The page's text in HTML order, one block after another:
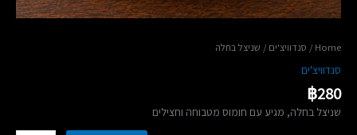
Home
/ סנדוויצ'ים / שניצל בחלה
סנדוויצ'ים
฿280
שניצל בחלה, מגיע עם חומוס מטבוחה וחצילים